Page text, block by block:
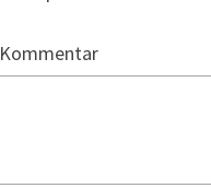
Kommentar